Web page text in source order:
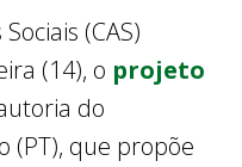
(CAS)
(14), o projeto
do
(PT), que propõe